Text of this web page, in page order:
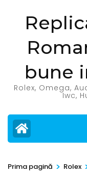
bune
Rolex, Omega,
Iwc,
Prima pagină > Rolex